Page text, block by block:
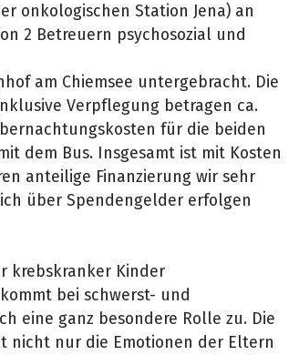
onkologischen Station Jena) an
2 Betreuern psychosozial und
am Chiemsee untergebracht. Die
Verpflegung betragen ca.
für die beiden
dem Bus. Insgesamt ist mit Kosten
anteilige Finanzierung wir sehr
über Spendengelder erfolgen
krebskranker Kinder
bei schwerst- und
eine ganz besondere Rolle zu. Die
nicht nur die Emotionen der Eltern